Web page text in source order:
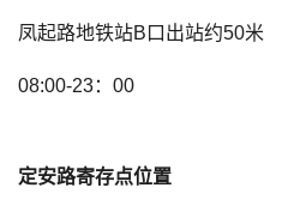
凤起路地铁站B口出站约50米
08:00-23：00
定安路寄存点位置